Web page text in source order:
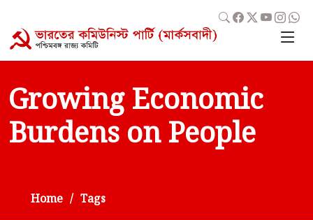
Growing Economic
Burdens on People
Home Tags